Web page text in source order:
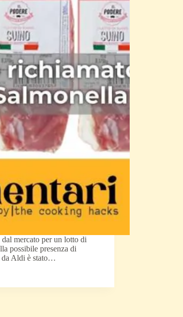
mercato per un lotto di
possibile presenza di
da Aldi è stato…